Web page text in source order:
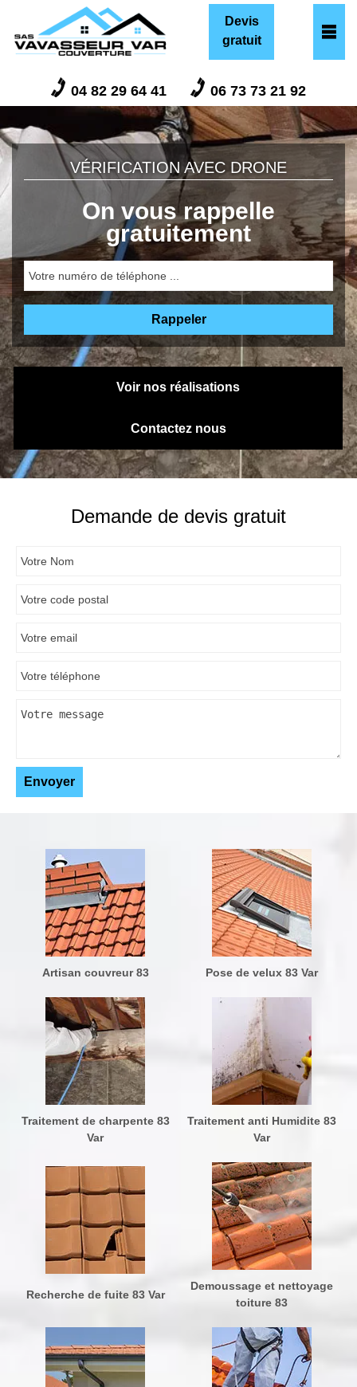
Devis
gratuit
04 82 29 64 41 06 73 73 21 92
VÉRIFICATION AVEC DRONE
On vous rappelle
gratuitement
Voir nos réalisations
Contactez nous
Demande de devis gratuit
Artisan couvreur 83 Pose de velux 83 Var
Traitement de charpente 83
Var
Traitement anti Humidite 83
Var
Recherche de fuite 83 Var
Demoussage et nettoyage
toiture 83